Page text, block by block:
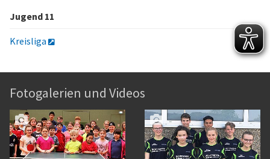
Jugend 11
Kreisliga
Fotogalerien und Videos